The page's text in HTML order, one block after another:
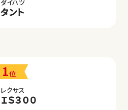
ダイハツ
タント
1位
レクサス
ＩＳ３００